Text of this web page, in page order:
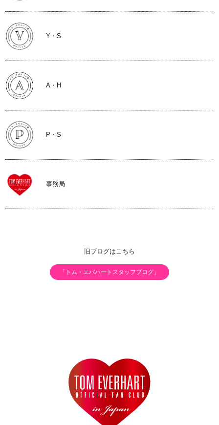
Y・S
A・H
P・S
事務局
旧ブログはこちら
「トム・エバハートスタッフブログ」